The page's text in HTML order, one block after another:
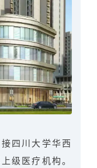
四川大学华西
级医疗机构。